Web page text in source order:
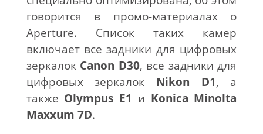
говорится в промо-материалах о
Aperture. Список таких камер
включает все задники для цифровых
зеркалок Canon D30, все задники для
цифровых зеркалок Nikon D1, а
также Olympus E1 и Konica Minolta
Maxxum 7D.